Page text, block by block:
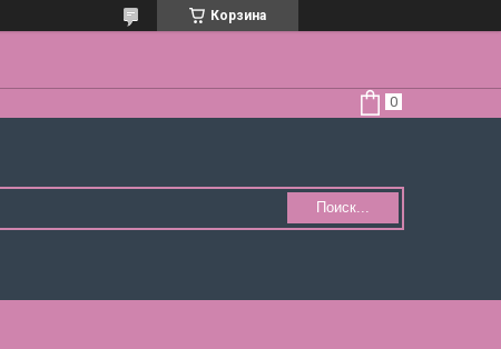
Корзина
Поиск...